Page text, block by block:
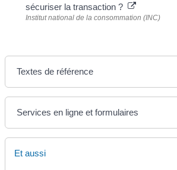
sécuriser la transaction ?
Institut national de la consommation (INC)
Textes de référence
Services en ligne et formulaires
Et aussi